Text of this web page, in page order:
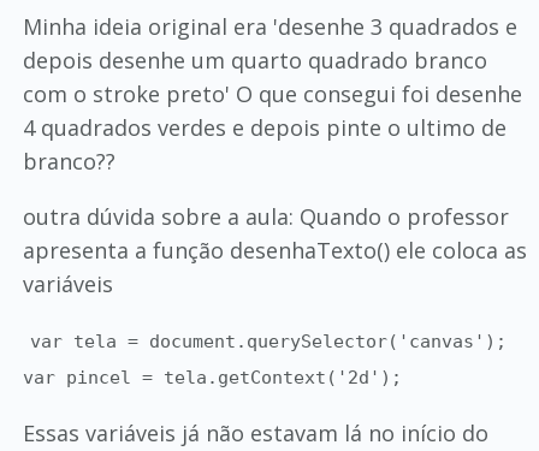
Minha ideia original era 'desenhe 3 quadrados e
depois desenhe um quarto quadrado branco
com o stroke preto' O que consegui foi desenhe
4 quadrados verdes e depois pinte o ultimo de
branco??
outra dúvida sobre a aula: Quando o professor
apresenta a função desenhaTexto() ele coloca as
variáveis
var tela = document.querySelector('canvas');
var pincel = tela.getContext('2d');
Essas variáveis já não estavam lá no início do